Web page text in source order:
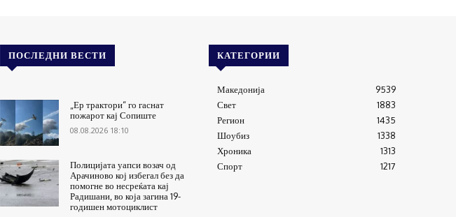
ПОСЛЕДНИ ВЕСТИ
„Ер трактори“ го гаснат
пожарот кај Сопиште
08.08.2026 18:10
Полицијата уапси возач од
Арачиново кој избегал без да
помогне во несреќата кај
Радишани, во која загина 19-
годишен мотоциклист
КАТЕГОРИИ
Македонија
9539
Свет
1883
Регион
1435
Шоубиз
1338
Хроника
1313
Спорт
1217